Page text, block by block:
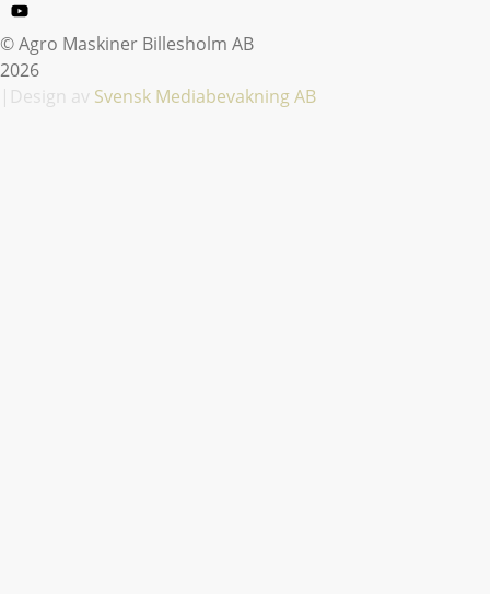
© Agro Maskiner Billesholm AB
2026
|Design av Svensk Mediabevakning AB